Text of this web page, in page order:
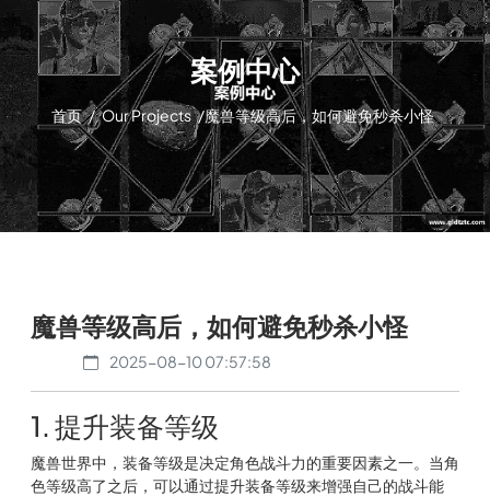
案例中心
首页 / Our Projects /魔兽等级高后，如何避免秒杀小怪
魔兽等级高后，如何避免秒杀小怪
2025-08-10 07:57:58
1. 提升装备等级
魔兽世界中，装备等级是决定角色战斗力的重要因素之一。当角
色等级高了之后，可以通过提升装备等级来增强自己的战斗能